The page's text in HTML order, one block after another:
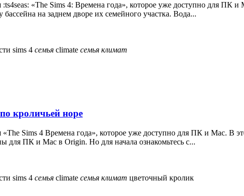
«The Sims 4: Времена года», которое уже доступно для ПК
на заднем дворе их семейного участка. Вода...
sims 4 семья climate семья климат
кроличьей норе
Sims 4 Времена года», которое уже доступно для ПК и Mac. В
для ПК и Mac в Origin. Но для начала ознакомьтесь с...
sims 4 семья climate семья климат цветочный кролик